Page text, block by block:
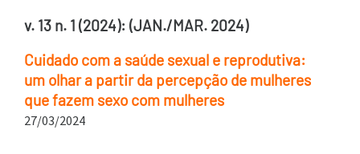
v. 13 n. 1 (2024): (JAN./MAR. 2024)
Cuidado com a saúde sexual e reprodutiva:
um olhar a partir da percepção de mulheres
que fazem sexo com mulheres
27/03/2024